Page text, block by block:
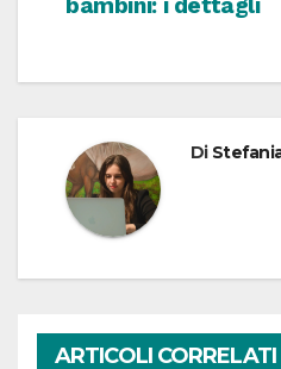
bambini: i dettagli
Di
ARTICOLI CORRELATI